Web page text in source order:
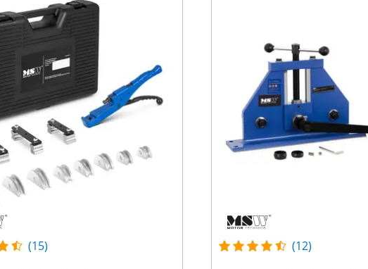
(15) (12)